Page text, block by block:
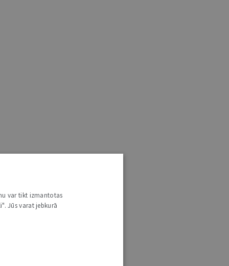
var tikt izmantotas
Jūs varat jebkurā